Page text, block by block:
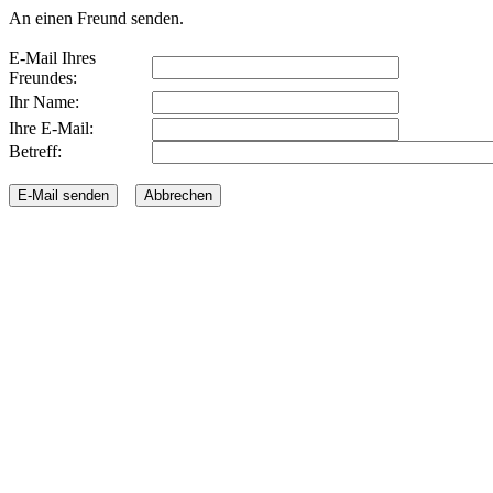
An einen Freund senden.
E-Mail Ihres
Freundes:
Ihr Name:
Ihre E-Mail:
Betreff: